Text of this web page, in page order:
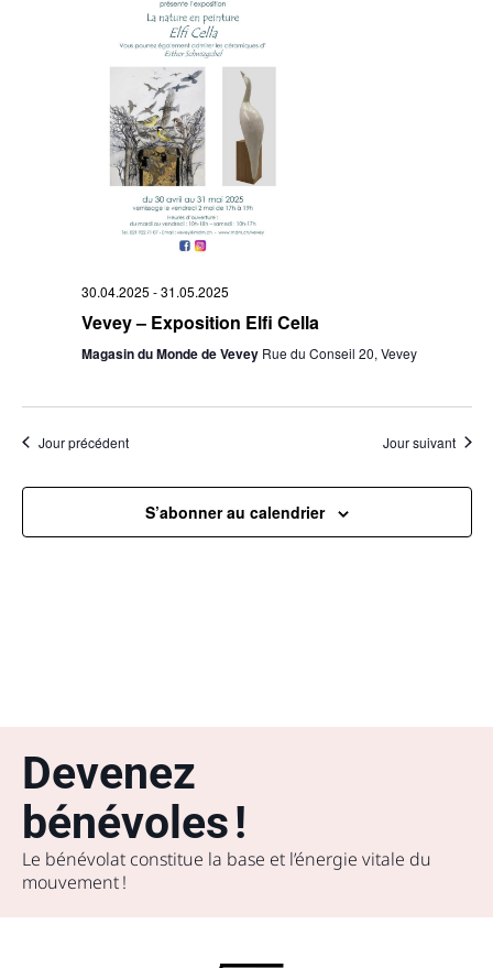
30.04.2025 -31.05.2025
Vevey – Exposition Elfi Cella
Magasin du Monde de Vevey Rue du Conseil 20, Vevey
Jour précédent Jour suivant
S’abonner au calendrier
Devenez
bénévoles !
Le bénévolat constitue la base et l’énergie vitale du
mouvement !